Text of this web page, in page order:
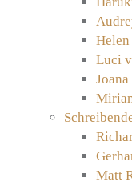
Luci
Joana
Matt